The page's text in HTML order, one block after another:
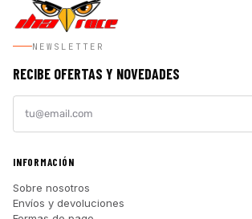
NEWSLETTER
RECIBE OFERTAS Y NOVEDADES
INFORMACIÓN
Sobre nosotros
Envíos y devoluciones